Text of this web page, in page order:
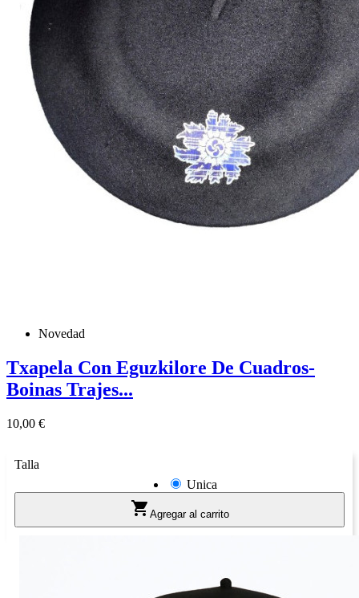
Novedad
Txapela Con Eguzkilore De Cuadros-
Boinas Trajes...
Precio
10,00 €
Talla
Unica
 Agregar al carrito